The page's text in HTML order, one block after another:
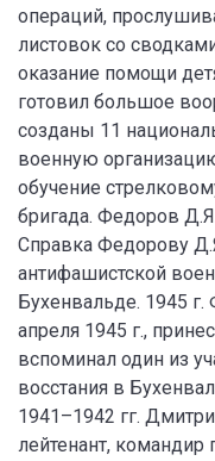
операций,
листовок со
оказание помощи
готовил большое
созданы 11
военную
обучение
бригада. Федоров
Справка Федорову
антифашистской
Бухенвальде. 1945
апреля 1945 г.,
вспоминал один из
восстания в
1941–1942 гг.
лейтенант,